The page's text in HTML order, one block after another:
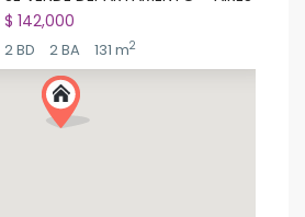
$ 142,000
2 BD 2 BA 131 m2